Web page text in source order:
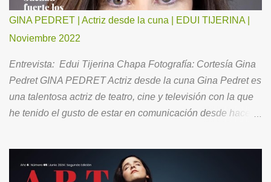
GINA PEDRET | Actriz desde la cuna | EDUI TIJERINA |
Noviembre 2022
Entrevista: Edui Tijerina Chapa Fotografía: Cortesía Gina
Pedret GINA PEDRET Actriz desde la cuna Gina Pedret es
una talentosa actriz de teatro, cine y televisión con la que
he tenido el gusto de estar en comunicación desde hace
acerca de su brillante trayectoria, así como de su vida
familiar y la óptica con la que se relaciona con el entorno.